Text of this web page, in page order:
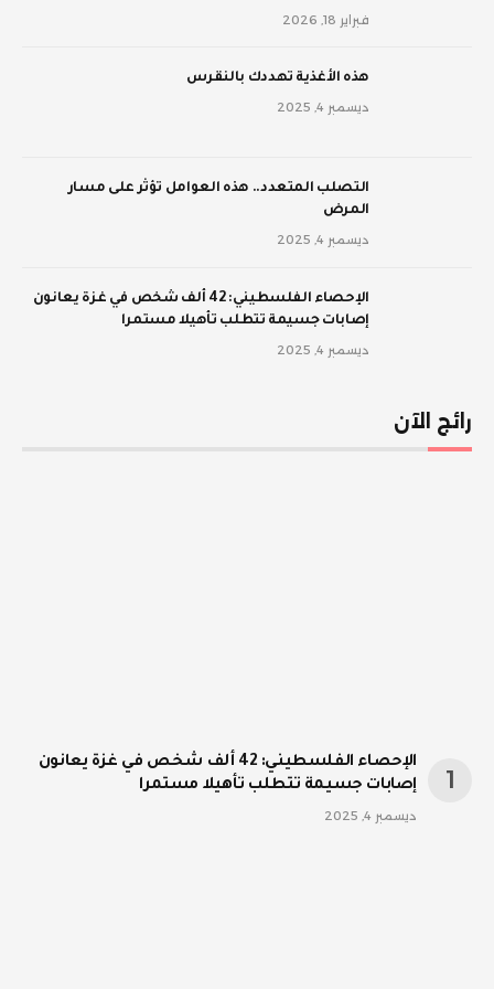
فبراير 18, 2026
‫هذه الأغذية تهددك بالنقرس
ديسمبر 4, 2025
‫التصلب المتعدد.. هذه العوامل تؤثر على مسار
المرض
ديسمبر 4, 2025
الإحصاء الفلسطيني: 42 ألف شخص في غزة يعانون
إصابات جسيمة تتطلب تأهيلا مستمرا
ديسمبر 4, 2025
رائج الآن
الإحصاء الفلسطيني: 42 ألف شخص في غزة يعانون
إصابات جسيمة تتطلب تأهيلا مستمرا
ديسمبر 4, 2025